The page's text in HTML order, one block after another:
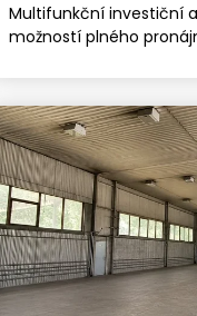
Multifunkční investiční
možností plného